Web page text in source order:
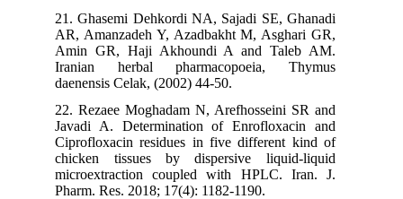
21. Ghasemi Dehkordi NA, Sajadi SE, Ghanadi
AR, Amanzadeh Y, Azadbakht M, Asghari GR,
Amin GR, Haji Akhoundi A and Taleb AM.
Iranian herbal pharmacopoeia, Thymus
daenensis Celak, (2002) 44-50.
22. Rezaee Moghadam N, Arefhosseini SR and
Javadi A. Determination of Enrofloxacin and
Ciprofloxacin residues in five different kind of
chicken tissues by dispersive liquid-liquid
microextraction coupled with HPLC. Iran. J.
Pharm. Res. 2018; 17(4): 1182-1190.